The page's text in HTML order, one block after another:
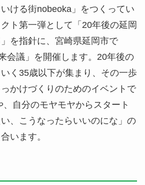
ける街nobeoka」をつくってい
ト第一弾として「20年後の延岡
を指針に、宮崎県延岡市で
会議」を開催します。20年後の
く35歳以下が集まり、その一歩
かけづくりのためのイベントで
自分のモヤモヤからスタート
、こうなったらいいのにな」の
います。